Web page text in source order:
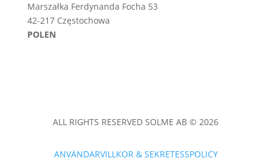
Marszałka Ferdynanda Focha 53
42-217 Częstochowa
POLEN
ALL RIGHTS RESERVED SOLME AB © 2026
ANVÄNDARVILLKOR & SEKRETESSPOLICY